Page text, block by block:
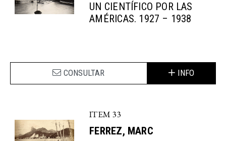
UN CIENTÍFICO POR LAS
AMÉRICAS. 1927 – 1938
CONSULTAR INFO
ITEM 33
FERREZ, MARC